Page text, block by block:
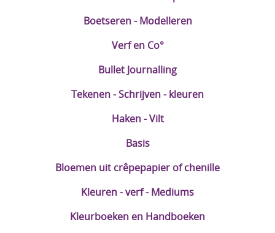
Boetseren - Modelleren
Verf en Co°
Bullet Journalling
Tekenen - Schrijven - kleuren
Haken - Vilt
Basis
Bloemen uit crêpepapier of chenille
Kleuren - verf - Mediums
Kleurboeken en Handboeken